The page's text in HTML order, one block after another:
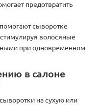
предотвратить
сыворотке
волосяные
при одновременном
в салоне
на сухую или